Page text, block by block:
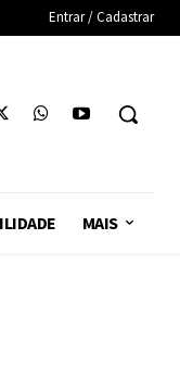
Entrar / Cadastrar
MAIS